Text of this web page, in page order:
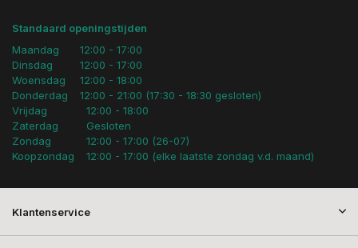
Standaard openingstijden
Maandag
Dinsdag
Woensdag
Donderdag
12:00 - 17:00
12:00 - 17:00
12:00 - 18:00
12:00 - 21:00 (17:30 - 18:30 gesloten)
Vrijdag
Zaterdag
Zondag
Koopzondag
12:00 - 18:00
Gesloten
12:00 - 17:00 (26-07)
12:00 - 17:00 (elke laatste zondag v.d. maand)
Klantenservice